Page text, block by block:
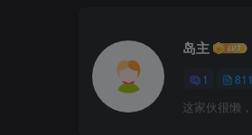
肌肤闪充内容导入流量导入
南微减sk2眼霜一抹赋能
优质内容互动，实现裂变
环注能#话题：品牌定义
岛主
1 811
这家伙很懒